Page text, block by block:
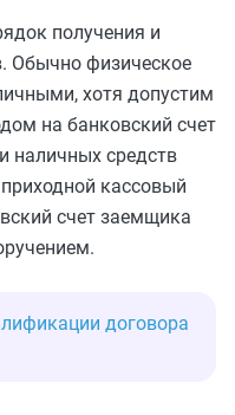
получения и
Обычно физическое
хотя допустим
на банковский счет
наличных средств
кассовый
счет заемщика
договора